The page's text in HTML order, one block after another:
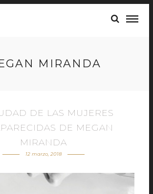
MIRANDA
DE LAS MUJERES
DE MEGAN
MIRANDA
12 marzo, 2018